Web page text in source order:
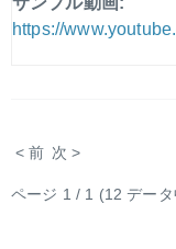
https://
< 前 次 >
ページ 1 / 1 (12 データ